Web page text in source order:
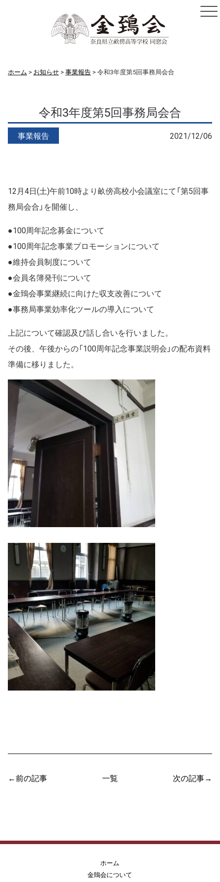
ホーム お知らせ 事業報告 令和3年度第5回事務局会合
令和3年度第5回事務局会合
事業報告 2021/12/06
12月4日(土)午前10時より畝傍高校小会議室にて「第5回事
務局会合」を開催し、
●100周年記念募金について
●100周年記念事業プロモーションについて
●維持会員制度について
●会員名簿発刊について
●金鵄会事業継続に向けた収支改善について
●事務局事業効率化ツールの導入について
上記について確認及び話し合いを行いました。
その後、午後からの「100周年記念事業説明会」の配布資料
準備に移りました。
←前の記事 一覧 次の記事→
ホーム
金鵄会について